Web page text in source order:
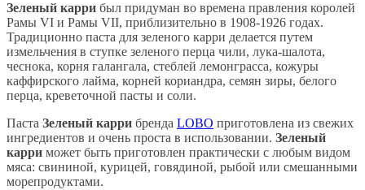
Зеленый карри был придуман во времена правления королей
Рамы VI и Рамы VII, приблизительно в 1908-1926 годах.
Традиционно паста для зеленого карри делается путем
измельчения в ступке зеленого перца чили, лука-шалота,
чеснока, корня галангала, стеблей лемонграсса, кожуры
каффирского лайма, корней кориандра, семян зиры, белого
перца, креветочной пасты и соли.
Паста Зеленый карри бренда LOBO приготовлена из свежих
ингредиентов и очень проста в использовании. Зеленый
карри может быть приготовлен практически с любым видом
мяса: свининой, курицей, говядиной, рыбой или смешанными
морепродуктами.